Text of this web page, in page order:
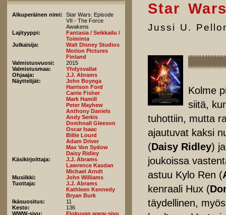
Alkuperäinen nimi:
Star Wars: Episode
VII - The Force
Awakens
Lajityyppi:
Fantasia / Seikkailu /
Toiminta
Julkaisija:
Walt Disney Studios
Motion Pictures
Finland
Valmistusvuosi:
2015
Valmistusmaa:
Yhdysvallat
Ohjaaja:
J.J. Abrams
Näyttelijät:
John Boyega
Harrison Ford
Carrie Fisher
Mark Hamill
Peter Mayhew
Anthony Daniels
Andy Serkis
Domhnall Gleeson
Oscar Isaac
Billie Lourd
Adam Driver
Max Von Sydow
Daisy Ridley
Käsikirjoittaja:
J.J. Abrams
Lawrence Kasdan
Michael Arndt
Musiikki:
John Williams
Tuottaja:
J.J. Abrams
Kathleen Kennedy
Bryan Burk
Ikäsuositus:
11
Kesto:
136
WWW-sivu:
Elokuvan www-sivu
Star
Jussi U.
Kolme
siitä,
tuhottiin, mutta
ajautuvat kaksi
(Daisy Ridley)
joukoissa
astuu Kylo Ren (
kenraali Hux (
täydellinen,